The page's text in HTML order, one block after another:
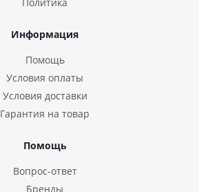
Информация
Помощь
Условия оплаты
Условия доставки
Гарантия на товар
Помощь
Вопрос-ответ
Бренды